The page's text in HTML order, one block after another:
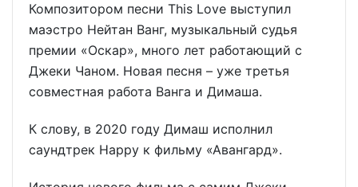
Композитором песни This Love выступил
маэстро Нейтан Ванг, музыкальный судья
премии «Оскар», много лет работающий с
Джеки Чаном. Новая песня – уже третья
совместная работа Ванга и Димаша.
К слову, в 2020 году Димаш исполнил
саундтрек Happy к фильму «Авангард».